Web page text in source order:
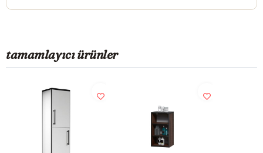
Kargonuzu teslim alırken hasarlı olabileceğini
düşündüğünüz ürünler içinhasar tespit tutanağı
Aksi durumlarda ürünlerin
tamamlayıcı ürünler